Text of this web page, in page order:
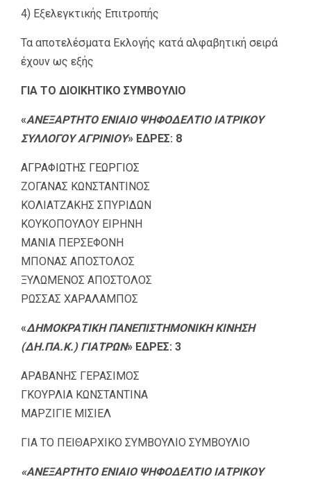
4) Εξελεγκτικής Επιτροπής
Τα αποτελέσματα Εκλογής κατά αλφαβητική σειρά
έχουν ως εξής
ΓΙΑ ΤΟ ΔΙΟΙΚΗΤΙΚΟ ΣΥΜΒΟΥΛΙΟ
«ΑΝΕΞΑΡΤΗΤΟ ΕΝΙΑΙΟ ΨΗΦΟΔΕΛΤΙΟ ΙΑΤΡΙΚΟΥ
ΣΥΛΛΟΓΟΥ ΑΓΡΙΝΙΟΥ» ΕΔΡΕΣ: 8
ΑΓΡΑΦΙΩΤΗΣ ΓΕΩΡΓΙΟΣ
ΖΟΓΑΝΑΣ ΚΩΝΣΤΑΝΤΙΝΟΣ
ΚΟΛΙΑΤΖΑΚΗΣ ΣΠΥΡΙΔΩΝ
ΚΟΥΚΟΠΟΥΛΟΥ ΕΙΡΗΝΗ
ΜΑΝΙΑ ΠΕΡΣΕΦΟΝΗ
ΜΠΟΝΑΣ ΑΠΟΣΤΟΛΟΣ
ΞΥΛΩΜΕΝΟΣ ΑΠΟΣΤΟΛΟΣ
ΡΩΣΣΑΣ ΧΑΡΑΛΑΜΠΟΣ
«ΔΗΜΟΚΡΑΤΙΚΗ ΠΑΝΕΠΙΣΤΗΜΟΝΙΚΗ ΚΙΝΗΣΗ
(ΔΗ.ΠΑ.Κ.) ΓΙΑΤΡΩΝ» ΕΔΡΕΣ: 3
ΑΡΑΒΑΝΗΣ ΓΕΡΑΣΙΜΟΣ
ΓΚΟΥΡΛΙΑ ΚΩΝΣΤΑΝΤΙΝΑ
ΜΑΡΖΙΓΙΕ ΜΙΣΙΕΛ
ΓΙΑ ΤΟ ΠΕΙΘΑΡΧΙΚΟ ΣΥΜΒΟΥΛΙΟ ΣΥΜΒΟΥΛΙΟ
«ΑΝΕΞΑΡΤΗΤΟ ΕΝΙΑΙΟ ΨΗΦΟΔΕΛΤΙΟ ΙΑΤΡΙΚΟΥ